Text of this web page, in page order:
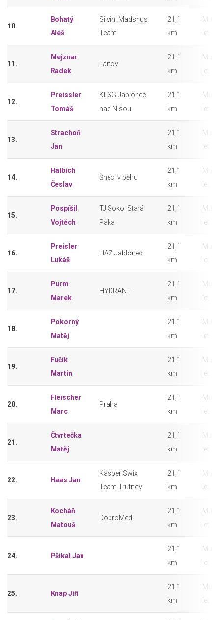
10.
Bohatý
Aleš
Silvini Madshus
Team
21,1
km
Muži
let
11.
Mejznar
Radek
Lánov
21,1
km
Muži
let
12.
Preissler
Tomáš
KLSG Jablonec
nad Nisou
21,1
km
Muži
let
13.
Strachoň
Jan
21,1
km
Muži
let
14.
Halbich
Česlav
Šneci v běhu
21,1
km
Muži
let
15.
Pospíšil
Vojtěch
TJ Sokol Stará
Paka
21,1
km
Muži
let
16.
Preisler
Lukáš
LIAZ Jablonec
21,1
km
Muži
let
17.
Purm
Marek
HYDRANT
21,1
km
Muži
let
18.
Pokorný
Matěj
21,1
km
Muži
let
19.
Fučík
Martin
21,1
km
Muži
let
20.
Fleischer
Marc
Praha
21,1
km
Muži
let
21.
Čtvrtečka
Matěj
21,1
km
Muži
let
22. Haas Jan
Kasper Swix
Team Trutnov
21,1
km
Muži
let
23.
Kocháň
Matouš
DobroMed
21,1
km
Muži
let
24. Pšikal Jan
21,1
km
Muži
let
25. Knap Jiří
21,1
km
Muži
let